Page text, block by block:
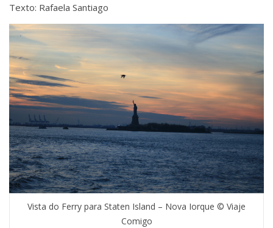
Texto: Rafaela Santiago
Vista do Ferry para Staten Island – Nova Iorque © Viaje
Comigo